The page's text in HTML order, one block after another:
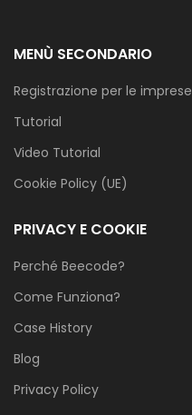
MENÙ SECONDARIO
Registrazione per le imprese
Tutorial
Video Tutorial
Cookie Policy (UE)
PRIVACY E COOKIE
Perché Beecode?
Come Funziona?
Case History
Blog
Privacy Policy